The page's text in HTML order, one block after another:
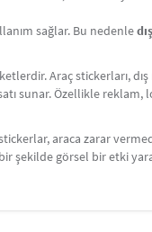
sağlar. Bu nedenle
Araç stickerları,
sunar. Özellikle reklam,
araca zarar
şekilde görsel bir etki